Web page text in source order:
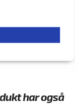
har også